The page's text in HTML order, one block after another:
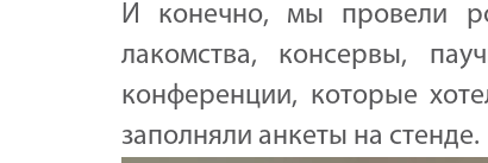
И конечно, мы провели
лакомства, консервы,
конференции, которые
заполняли анкеты на стенде.